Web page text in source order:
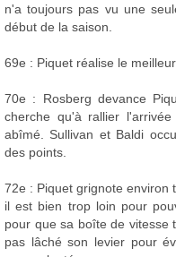
n'a toujours pas vu une
début de la saison.
69e : Piquet réalise le
70e : Rosberg devance
cherche qu'à rallier
abîmé. Sullivan et Baldi
des points.
72e : Piquet grignote environ
il est bien trop loin pour
pour que sa boîte de vitesse
pas lâché son levier pour